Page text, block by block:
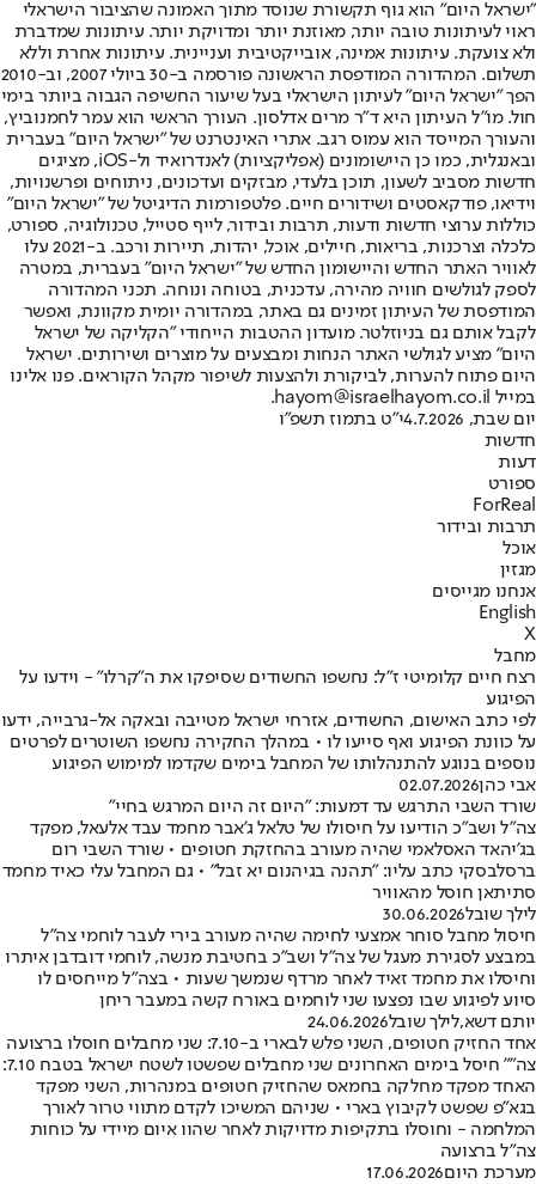
"ישראל היום" הוא גוף תקשורת שנוסד מתוך האמונה שהציבור הישראלי
ראוי לעיתונות טובה יותר, מאוזנת יותר ומדויקת יותר. עיתונות שמדברת
ולא צועקת. עיתונות אמינה, אובייקטיבית ועניינית. עיתונות אחרת וללא
תשלום. המהדורה המודפסת הראשונה פורסמה ב-30 ביולי 2007, וב-2010
הפך "ישראל היום" לעיתון הישראלי בעל שיעור החשיפה הגבוה ביותר בימי
חול. מו"ל העיתון היא ד"ר מרים אדלסון. העורך הראשי הוא עמר לחמנוביץ,
והעורך המייסד הוא עמוס רגב. אתרי האינטרנט של "ישראל היום" בעברית
ובאנגלית, כמו כן היישומונים (אפליקציות) לאנדרואיד ול-iOS, מציגים
חדשות מסביב לשעון, תוכן בלעדי, מבזקים ועדכונים, ניתוחים ופרשנויות,
וידיאו, פודקאסטים ושידורים חיים. פלטפורמות הדיגיטל של "ישראל היום"
כוללות ערוצי חדשות ודעות, תרבות ובידור, לייף סטייל, טכנולוגיה, ספורט,
כלכלה וצרכנות, בריאות, חיילים, אוכל, יהדות, תיירות ורכב. ב-2021 עלו
לאוויר האתר החדש והיישומון החדש של "ישראל היום" בעברית, במטרה
לספק לגולשים חוויה מהירה, עדכנית, בטוחה ונוחה. תכני המהדורה
המודפסת של העיתון זמינים גם באתר, במהדורה יומית מקוונת, ואפשר
לקבל אותם גם בניוזלטר. מועדון ההטבות הייחודי "הקליקה של ישראל
היום" מציע לגולשי האתר הנחות ומבצעים על מוצרים ושירותים. ישראל
היום פתוח להערות, לביקורת ולהצעות לשיפור מקהל הקוראים. פנו אלינו
במייל hayom@israelhayom.co.il.
יום שבת, 4.7.2026
י"ט בתמוז תשפ"ו
חדשות
דעות
ספורט
ForReal
תרבות ובידור
אוכל
מגזין
אנחנו מגייסים
English
X
מחבל
רצח חיים קלומיטי ז"ל: נחשפו החשודים שסיפקו את ה"קרלו" - וידעו על
הפיגוע
לפי כתב האישום, החשודים, אזרחי ישראל מטייבה ובאקה אל-גרבייה, ידעו
על כוונת הפיגוע ואף סייעו לו • במהלך החקירה נחשפו השוטרים לפרטים
נוספים בנוגע להתנהלותו של המחבל בימים שקדמו למימוש הפיגוע
אבי כהן02.07.2026
שורד השבי התרגש עד דמעות: "היום זה היום המרגש בחיי"
צה"ל ושב"כ הודיעו על חיסולו של טלאל ג'אבר מחמד עבד אלעאל, מפקד
בג'יהאד האסלאמי שהיה מעורב בהחזקת חטופים • שורד השבי רום
ברסלבסקי כתב עליו: "תהנה בגיהנום יא זבל" • גם המחבל עלי כאיד מחמד
סתיתאן חוסל מהאוויר
לילך שובל30.06.2026
חיסול מחבל סוחר אמצעי לחימה שהיה מעורב בירי לעבר לוחמי צה"ל
במבצע לסגירת מעגל של צה״ל ושב״כ בחטיבת מנשה, לוחמי דובדבן איתרו
וחיסלו את מחמד זאיד לאחר מרדף שנמשך שעות • בצה״ל מייחסים לו
סיוע לפיגוע שבו נפצעו שני לוחמים באורח קשה במעבר ריחן
יותם דשא,לילך שובל24.06.2026
אחד החזיק חטופים, השני פלש לבארי ב-7.10: שני מחבלים חוסלו ברצועה
צה"" חיסל בימים האחרונים שני מחבלים שפשטו לשטח ישראל בטבח 7.10:
האחד מפקד מחלקה בחמאס שהחזיק חטופים במנהרות, השני מפקד
בגא"פ שפשט לקיבוץ בארי • שניהם המשיכו לקדם מתווי טרור לאורך
המלחמה - וחוסלו בתקיפות מדויקות לאחר שהוו איום מיידי על כוחות
צה"ל ברצועה
מערכת היום17.06.2026